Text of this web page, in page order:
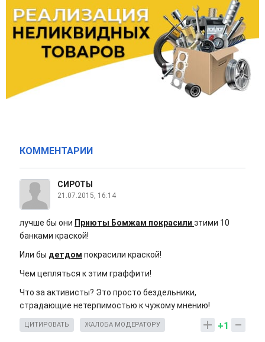
КОММЕНТАРИИ
СИРОТЫ
21.07.2015, 16:14
лучше бы они Приюты Бомжам покрасили этими 10
банками краской!
Или бы детдом покрасили краской!
Чем цепляться к этим граффити!
Что за активисты? Это просто бездельники,
страдающие нетерпимостью к чужому мнению!
+1
ЦИТИРОВАТЬ ЖАЛОБА МОДЕРАТОРУ